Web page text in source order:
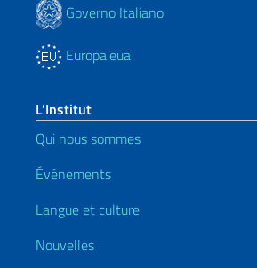
Governo Italiano
Europa.eua
L’Institut
Qui nous sommes
Événements
Langue et culture
Nouvelles